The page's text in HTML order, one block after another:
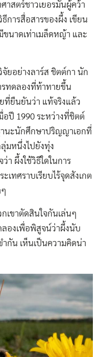
าสตร์ชาวเยอรมันผู้คว้า
การสื่อสารของผึ้ง เขียน
ขนาดเท่าเมล็ดหญ้า และ
ยอย่างลาร์ส ชิตต์กา นัก
ทดลองที่ท้าทายขึ้น
ที่ยืนยันว่า แท้จริงแล้ว
อปี 1990 ระหว่างที่ชิตต์
านะนักศึกษาปริญญาเอกที่
มหนึ่งไปยังทุ่ง
า ผึ้งใช้วิธีใดในการ
เทศราบเรียบไร้จุดสังเกต
ขาตัดสินใจกันเล่นๆ
องเพื่อพิสูจน์ว่าผึ้งนับ
ำกัน เห็นเป็นความคิดน่า